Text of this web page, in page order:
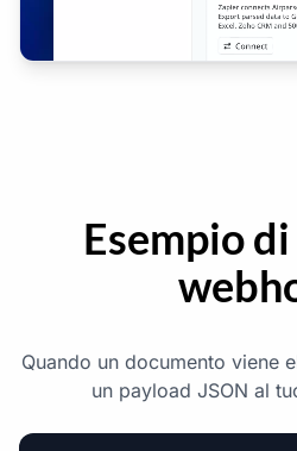
Esempio
Quando un documento viene
un payload JSON al